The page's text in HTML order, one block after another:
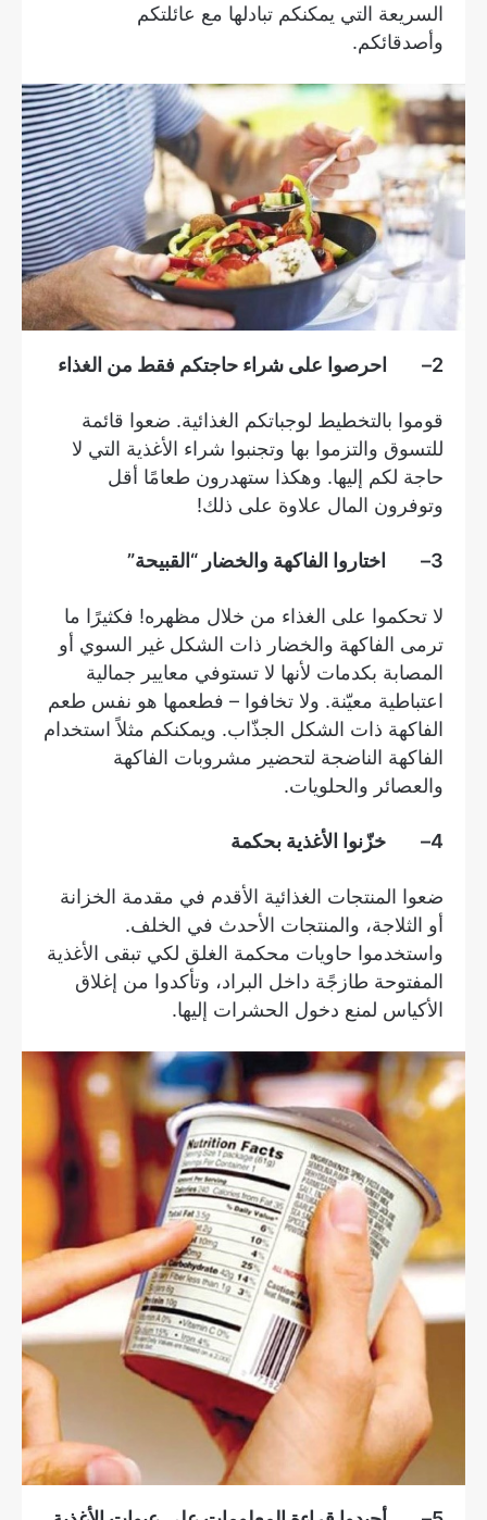
السريعة التي يمكنكم تبادلها مع عائلتكم
وأصدقائكم.
2– احرصوا على شراء حاجتكم فقط من الغذاء
قوموا بالتخطيط لوجباتكم الغذائية. ضعوا قائمة
للتسوق والتزموا بها وتجنبوا شراء الأغذية التي لا
حاجة لكم إليها. وهكذا ستهدرون طعامًا أقل
وتوفرون المال علاوة على ذلك!
3– اختاروا الفاكهة والخضار “القبيحة”
لا تحكموا على الغذاء من خلال مظهره! فكثيرًا ما
ترمى الفاكهة والخضار ذات الشكل غير السوي أو
المصابة بكدمات لأنها لا تستوفي معايير جمالية
اعتباطية معيّنة. ولا تخافوا – فطعمها هو نفس طعم
الفاكهة ذات الشكل الجذّاب. ويمكنكم مثلاً استخدام
الفاكهة الناضجة لتحضير مشروبات الفاكهة
والعصائر والحلويات.
4– خزّنوا الأغذية بحكمة
ضعوا المنتجات الغذائية الأقدم في مقدمة الخزانة
أو الثلاجة، والمنتجات الأحدث في الخلف.
واستخدموا حاويات محكمة الغلق لكي تبقى الأغذية
المفتوحة طازجًة داخل البراد، وتأكدوا من إغلاق
الأكياس لمنع دخول الحشرات إليها.